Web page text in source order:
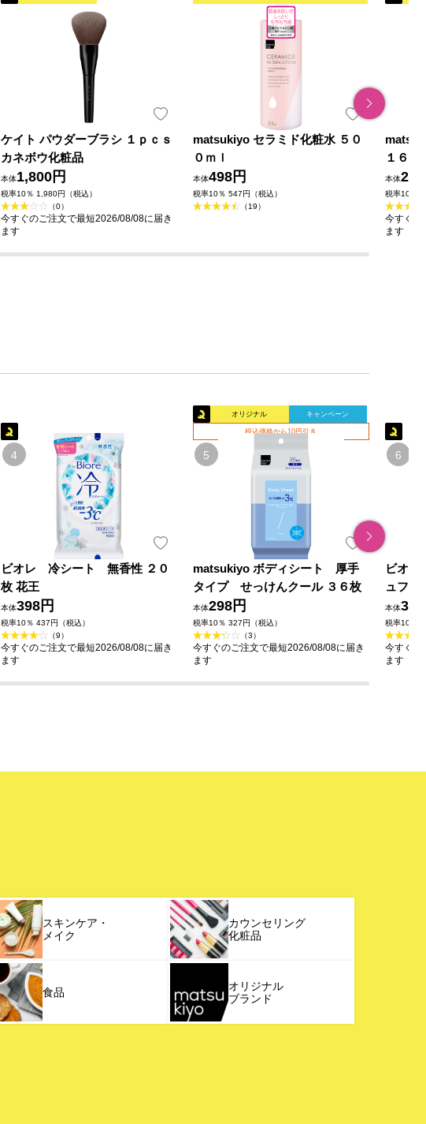
ケイト パウダーブラシ １ｐｃｓ
カネボウ化粧品
本体1,800円
税率10％ 1,980円（税込）
（0）
今すぐのご注文で最短2026/08/08に届き
ます
matsukiyo セラミド化粧水 ５０
０ｍｌ
本体498円
税率10％ 547円（税込）
（19）
１６０
本体
税率10％
今すぐの
ます
ビオレ 冷シート 無香性 ２０
枚 花王
本体398円
税率10％ 437円（税込）
（9）
今すぐのご注文で最短2026/08/08に届き
ます
オリジナル キャンペーン
税込価格から10円引き
matsukiyo ボディシート 厚手
タイプ せっけんクール ３６枚
本体298円
税率10％ 327円（税込）
（3）
今すぐのご注文で最短2026/08/08に届き
ます
ビオ
ュフロ
本体
税率10％
今すぐの
ます
スキンケア・
メイク
カウンセリング
化粧品
食品
オリジナル
ブランド